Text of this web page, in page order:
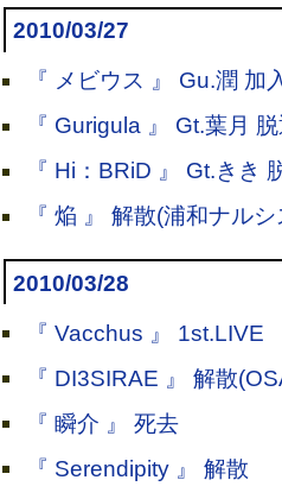
2010/03/27
『 メビウス 』 Gu.潤 加
『 Gurigula 』 Gt.葉月
『 Hi：BRiD 』 Gt.きき
『 焔 』 解散(浦和ナルシ
2010/03/28
『 Vacchus 』 1st.LIVE
『 DI3SIRAE 』 解散
『 瞬介 』 死去
『 Serendipity 』 解散